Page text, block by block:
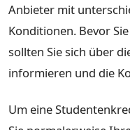
Anbieter mit
Konditionen. Bevor
sollten Sie sich über
informieren und die
Um eine